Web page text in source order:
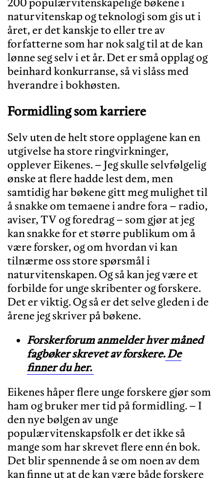
naturvitenskap og teknologi som gis ut i
året, er det kanskje to eller tre av
forfatterne som har nok salg til at de kan
lønne seg selv i et år. Det er små opplag og
beinhard konkurranse, så vi slåss med
hverandre i bokhøsten.
Formidling som karriere
Selv uten de helt store opplagene kan en
utgivelse ha store ringvirkninger,
opplever Eikenes. – Jeg skulle selvfølgelig
ønske at flere hadde lest dem, men
samtidig har bøkene gitt meg mulighet til
å snakke om temaene i andre fora – radio,
aviser, TV og foredrag – som gjør at jeg
kan snakke for et større publikum om å
være forsker, og om hvordan vi kan
tilnærme oss store spørsmål i
naturvitenskapen. Og så kan jeg være et
forbilde for unge skribenter og forskere.
Det er viktig. Og så er det selve gleden i de
årene jeg skriver på bøkene.
Forskerforum anmelder hver måned
fagbøker skrevet av forskere.De
finner du her.
Eikenes håper flere unge forskere gjør som
ham og bruker mer tid på formidling. – I
den nye bølgen av unge
populærvitenskapsfolk er det ikke så
mange som har skrevet flere enn én bok.
Det blir spennende å se om noen av dem
kan finne ut at de kan være både forskere